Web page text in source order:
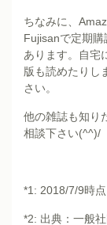
ちなみに、
Fujisanで定期
あります。自宅
版も読めたりし
さい。
他の雑誌も知り
相談下さい(^^)/
*1: 2018/7/9時点
*2: 出典：一般